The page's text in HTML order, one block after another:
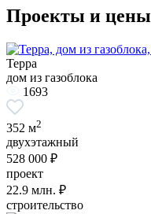
Проекты и цены
Терра
дом из газоблока
1693
352 м2
двухэтажный
528 000 ₽
проект
22.9 млн. ₽
строительство